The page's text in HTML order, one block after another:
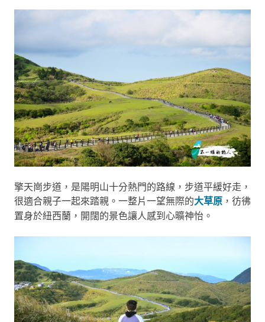
擎天崗步道，是陽明山十分熱門的路線，步道平緩好走，
很適合親子一起來踏親。一整片一望無際的大草原 ，彷彿
置身於紐西蘭，開闊的景色讓人感到心曠神怡。